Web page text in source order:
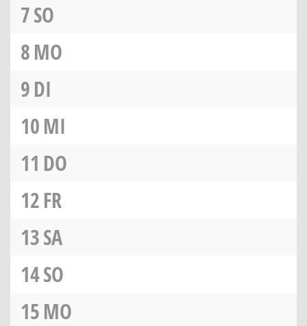
7SO
8MO
9DI
10MI
11 DO
12FR
13SA
14SO
15MO